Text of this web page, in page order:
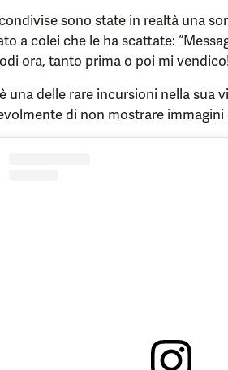
sono state in realtà una
a colei che le ha scattate:
ora, tanto prima o poi mi
una delle rare incursioni nella sua
di non mostrare